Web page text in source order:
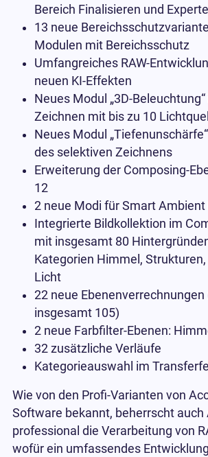
Bereich Finalisieren und Experte
13 neue
Modulen mit Bereichsschutz
Umfangreiches RAW-
neuen KI-Effekten
Neues Modul „3D-
Zeichnen mit bis zu 10
Neues Modul
des selektiven Zeichnens
Erweiterung der Composing-
12
2 neue Modi für Smart Ambient
Integrierte Bildkollektion im
mit insgesamt 80
Kategorien Himmel, Strukturen,
Licht
22 neue
insgesamt 105)
2 neue Farbfilter-Ebenen:
32 zusätzliche Verläufe
Kategorieauswahl im
Wie von den Profi-Varianten von
Software bekannt, beherrscht auch
professional die Verarbeitung von
wofür ein umfassendes